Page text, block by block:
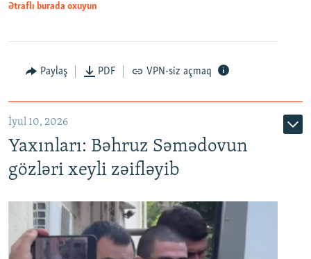
Ətraflı burada oxuyun
Paylaş PDF VPN-siz açmaq
İyul 10, 2026
Yaxınları: Bəhruz Səmədovun
gözləri xeyli zəifləyib